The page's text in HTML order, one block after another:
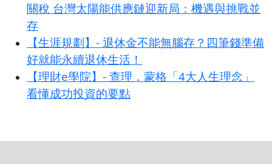
關稅 台灣太陽能供應鏈迎新局：機遇與挑戰並
存
【生涯規劃】- 退休金不能無腦存？四筆錢準備
好就能永續退休生活！
【理財e學院】- 查理．蒙格「4大人生理念」
看懂成功投資的要點